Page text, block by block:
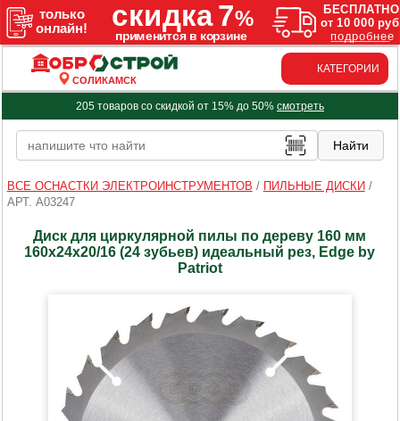
СОЛИКАМСК
КАТЕГОРИИ
205 товаров со скидкой от 15% до 50% смотреть
ВСЕ ОСНАСТКИ ЭЛЕКТРОИНСТРУМЕНТОВ / ПИЛЬНЫЕ ДИСКИ /
АРТ. A03247
Диск для циркулярной пилы по дереву 160 мм
160х24х20/16 (24 зубьев) идеальный рез, Edge by
Patriot